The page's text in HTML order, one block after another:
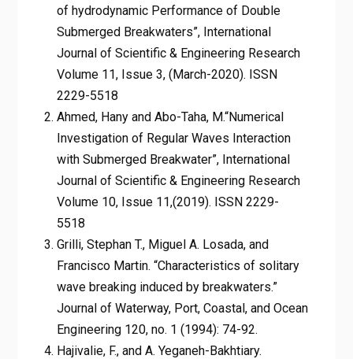
of hydrodynamic Performance of Double
Submerged Breakwaters”, International
Journal of Scientific & Engineering Research
Volume 11, Issue 3, (March-2020). ISSN
2229-5518
Ahmed, Hany and Abo-Taha, M.“Numerical
Investigation of Regular Waves Interaction
with Submerged Breakwater”, International
Journal of Scientific & Engineering Research
Volume 10, Issue 11,(2019). ISSN 2229-
5518
Grilli, Stephan T., Miguel A. Losada, and
Francisco Martin. “Characteristics of solitary
wave breaking induced by breakwaters.”
Journal of Waterway, Port, Coastal, and Ocean
Engineering 120, no. 1 (1994): 74-92.
Hajivalie, F., and A. Yeganeh-Bakhtiary.